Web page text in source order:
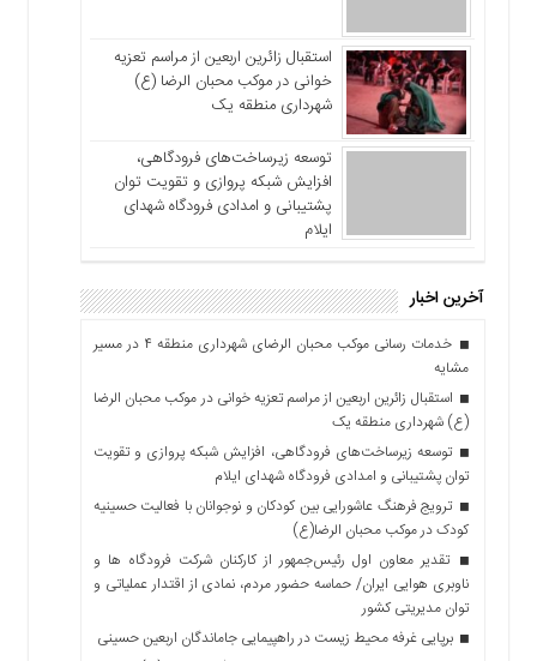
استقبال زائرین اربعین از مراسم تعزیه
خوانی در موکب محبان الرضا (ع)
شهرداری منطقه یک
توسعه زیرساخت‌های فرودگاهی،
افزایش شبکه پروازی و تقویت توان
پشتیبانی و امدادی فرودگاه شهدای
ایلام
آخرین اخبار
خدمات رسانی موکب محبان الرضای شهرداری منطقه ۴ در مسیر
مشایه
استقبال زائرین اربعین از مراسم تعزیه خوانی در موکب محبان الرضا
(ع) شهرداری منطقه یک
توسعه زیرساخت‌های فرودگاهی، افزایش شبکه پروازی و تقویت
توان پشتیبانی و امدادی فرودگاه شهدای ایلام
ترویج فرهنگ عاشورایی بین کودکان و نوجوانان با فعالیت حسینیه
کودک در موکب محبان الرضا(ع)
تقدیر معاون اول رئیس‌جمهور از کارکنان شرکت فرودگاه ها و
ناوبری هوایی ایران/ حماسه حضور مردم، نمادی از اقتدار عملیاتی و
توان مدیریتی کشور
برپایی غرفه محیط زیست در راهپیمایی جاماندگان اربعین حسینی